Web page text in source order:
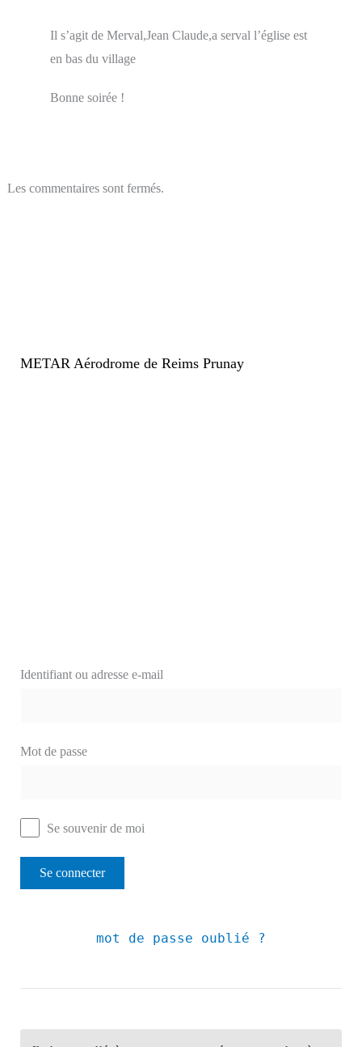
Il s’agit de Merval,Jean Claude,a serval l’église est
en bas du village
Bonne soirée !
Les commentaires sont fermés.
METAR Aérodrome de Reims Prunay
Identifiant ou adresse e-mail
Mot de passe
Se souvenir de moi
mot de passe oublié ?